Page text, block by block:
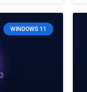
WINDOWS 11